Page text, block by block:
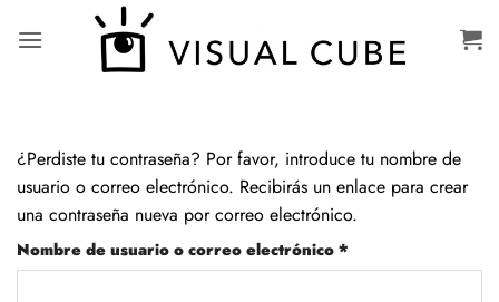
¿Perdiste tu contraseña? Por favor, introduce tu nombre de
usuario o correo electrónico. Recibirás un enlace para crear
una contraseña nueva por correo electrónico.
Nombre de usuario o correo electrónico *